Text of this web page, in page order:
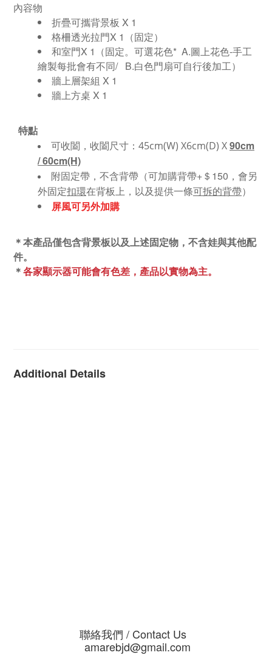
內容物
折疊可攜背景板 X 1
格柵透光拉門X 1（固定）
和室門X 1（固定。可選花色* A.圖上花色-手工
繪製每批會有不同/ B.白色門扇可自行後加工）
牆上層架組 X 1
牆上方桌 X 1
特點
可收闔，收闔尺寸： 45cm(W) X6cm(D) X90cm
/ 60cm(H)
附固定帶，不含背帶（可加購背帶+＄150，會另
外固定扣環在背板上，以及提供一條可拆的背帶）
屏風可另外加購
＊本產品僅包含背景板以及上述固定物，不含娃與其他配
件。
＊各家顯示器可能會有色差，產品以實物為主。
Additional Details
聯絡我們 / Contact Us
amarebjd@gmail.com